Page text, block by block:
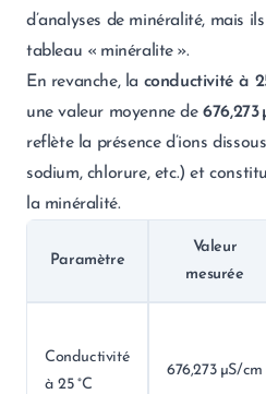
d’analyses de minéralité, mais
tableau « minéralite ».
En revanche, la conductivité à
une valeur moyenne de676,273
reflète la présence d’ions
sodium, chlorure, etc.) et
la minéralité.
Paramètre
Valeur
mesurée
Conductivité
à 25 °C
676,273 µS/cm